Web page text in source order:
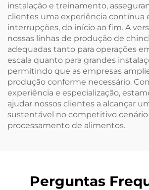
instalação e treinamento,
clientes uma experiência contínua
interrupções, do início ao fim. A
nossas linhas de produção de
adequadas tanto para operações
escala quanto para grandes
permitindo que as empresas
produção conforme necessário.
experiência e especialização,
ajudar nossos clientes a alcançar
sustentável no competitivo
processamento de alimentos.
Perguntas